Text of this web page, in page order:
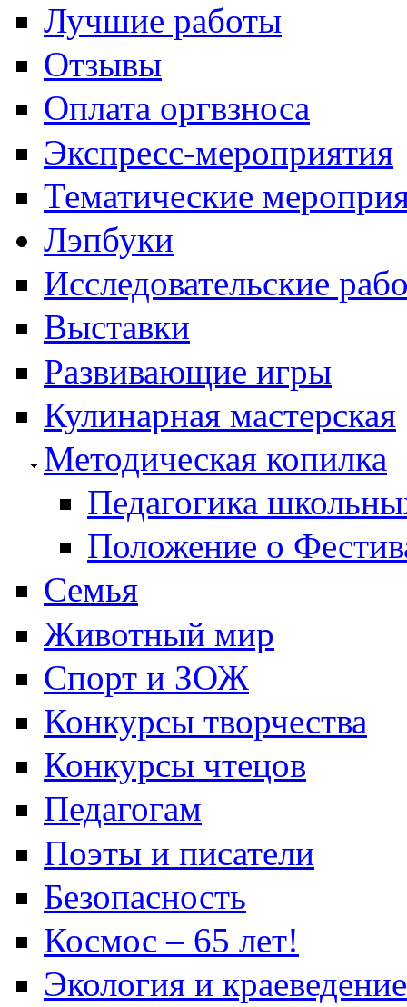
Лучшие работы
Отзывы
Оплата оргвзноса
Экспресс-мероприятия
Тематические
Лэпбуки
Исследовательские
Выставки
Развивающие игры
Кулинарная мастерская
Методическая копилка
Педагогика
Положение о
Семья
Животный мир
Спорт и ЗОЖ
Конкурсы творчества
Конкурсы чтецов
Педагогам
Поэты и писатели
Безопасность
Космос – 65 лет!
Экология и краеведение